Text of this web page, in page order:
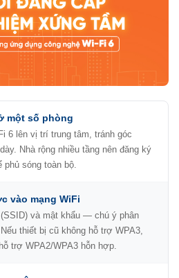
một số phòng
6 lên vị trí trung tâm, tránh góc
Nhà rộng nhiều tầng nên đăng ký
sóng toàn bộ.
vào mạng WiFi
và mật khẩu — chú ý phân
thiết bị cũ không hỗ trợ WPA3,
trợ WPA2/WPA3 hỗn hợp.